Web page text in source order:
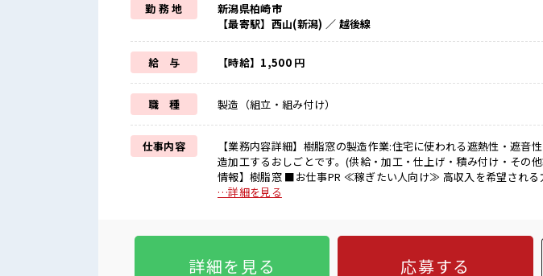
勤 務 地
新潟県柏崎市
【最寄駅】西山(新潟) ／ 越後線
給 与 【時給】1,500 円
職 種 製造（組立・組み付け）
仕事内容
【業務内容詳細】樹脂窓の製造作業:住宅に使われる遮熱性・遮音
造加工するおしごとです。(供給・加工・仕上げ・積み付け・その
情報】樹脂窓 ■お仕事PR ≪稼ぎたい人向け≫ 高収入を希望される方にオススメ。 残業は月20
時間以上あります♪ ≪完全週休二日制≫ 週末は家族や友人と一緒
スキルUP・ステップUP目指していきましょう！ ≪自分に合った
ちゃう！ 持ち物が多いあなたにもぴったり☆ ロッカー付き職場♪
…詳細を見る
詳細を見る 応募する